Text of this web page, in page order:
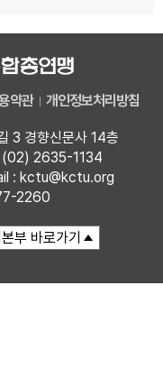
약관 개인정보처리방침
3 경향신문사 14층
2635-1134
: kctu@kctu.org
2260